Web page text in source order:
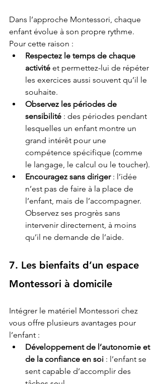
Dans l’approche Montessori, chaque
enfant évolue à son propre rythme.
Pour cette raison :
Respectez le temps de chaque
activité et permettez-lui de répéter
les exercices aussi souvent qu’il le
souhaite.
Observez les périodes de
sensibilité : des périodes pendant
lesquelles un enfant montre un
grand intérêt pour une
compétence spécifique (comme
le langage, le calcul ou le toucher).
Encouragez sans diriger : l’idée
n’est pas de faire à la place de
l’enfant, mais de l’accompagner.
Observez ses progrès sans
intervenir directement, à moins
qu’il ne demande de l’aide.
7. Les bienfaits d’un espace
Montessori à domicile
Intégrer le matériel Montessori chez
vous offre plusieurs avantages pour
l’enfant :
Développement de l’autonomie et
de la confiance en soi : l’enfant se
sent capable d’accomplir des